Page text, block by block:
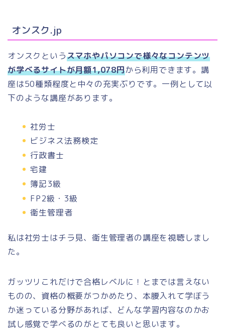
オンスク.jp
オンスクというスマホやパソコンで様々なコンテンツ
が学べるサイトが月額1,078円から利用できます。講
座は50種類程度と中々の充実ぶりです。一例として以
下のような講座があります。
社労士
ビジネス法務検定
行政書士
宅建
簿記3級
FP2級・3級
衛生管理者
私は社労士はチラ見、衛生管理者の講座を視聴しまし
た。
ガッツリこれだけで合格レベルに！とまでは言えない
ものの、資格の概要がつかめたり、本腰入れて学ぼう
か迷っている分野があれば、どんな学習内容なのかお
試し感覚で学べるのがとても良いと思います。